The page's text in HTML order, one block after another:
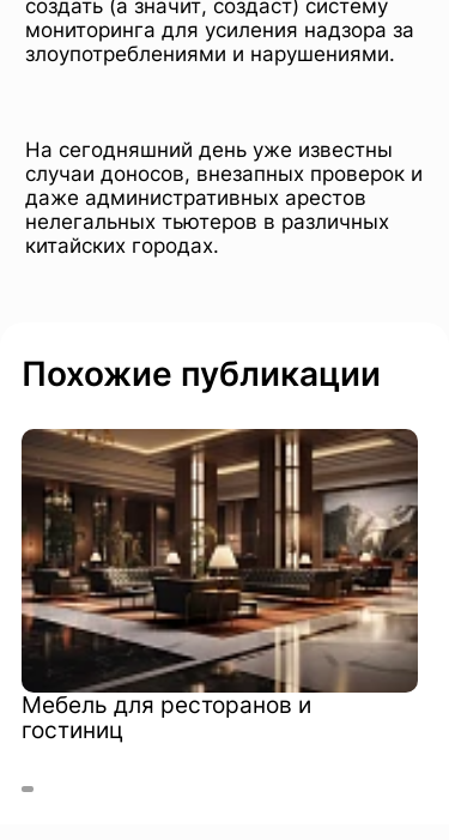
создать (а значит, создаст) систему
мониторинга для усиления надзора за
злоупотреблениями и нарушениями.
На сегодняшний день уже известны
случаи доносов, внезапных проверок и
даже административных арестов
нелегальных тьютеров в различных
китайских городах.
Похожие публикации
Мебель для ресторанов и
гостиниц